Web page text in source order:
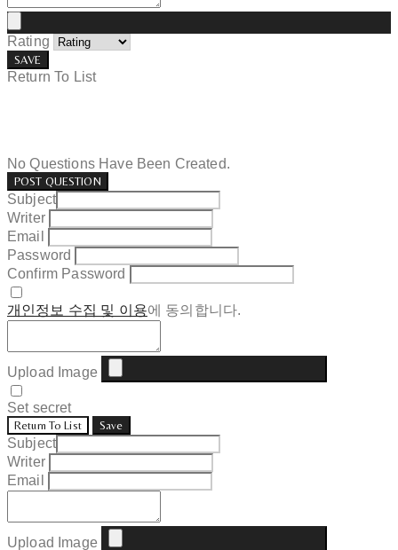
Rating
SAVE
Return To List
No Questions Have Been Created.
POST QUESTION
Subject
Writer
Email
Password
Confirm Password
개인정보 수집 및 이용에 동의합니다.
Upload Image
Set secret
Return To List Save
Subject
Writer
Email
Upload Image